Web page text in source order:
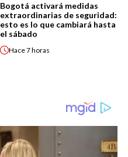
Bogotá activará medidas
extraordinarias de seguridad:
esto es lo que cambiará hasta
el sábado
Hace7 horas